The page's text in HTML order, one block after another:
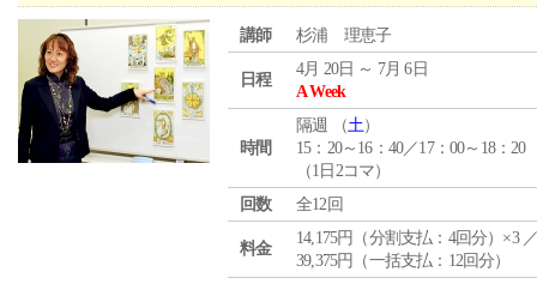
講師 杉浦 理恵子
日程
4月 20日 ～ 7月 6日
A Week
時間
隔週 （土）
15：20～16：40／17：00～18：20
（1日2コマ）
回数
全12回
料金
14,175円（分割支払：4回分）×3
39,375円（一括支払：12回分）